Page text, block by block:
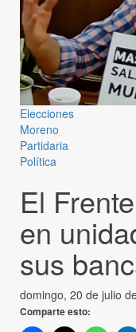
Elecciones
Moreno
Partidaria
Política
El
en
sus
domingo, 20 de julio
Comparte esto: